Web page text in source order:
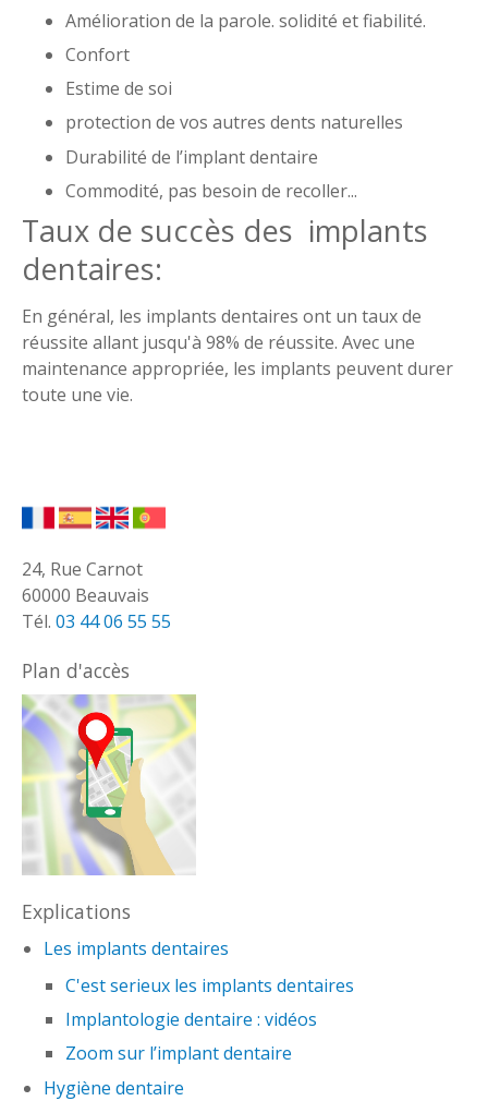
Amélioration de la parole. solidité et fiabilité.
Confort
Estime de soi
protection de vos autres dents naturelles
Durabilité de l’implant dentaire
Commodité, pas besoin de recoller...
Taux de succès des implants
dentaires:
En général, les implants dentaires ont un taux de
réussite allant jusqu'à 98% de réussite. Avec une
maintenance appropriée, les implants peuvent durer
toute une vie.
24, Rue Carnot
60000 Beauvais
Tél. 03 44 06 55 55
Plan d'accès
Explications
Les implants dentaires
C'est serieux les implants dentaires
Implantologie dentaire : vidéos
Zoom sur l’implant dentaire
Hygiène dentaire